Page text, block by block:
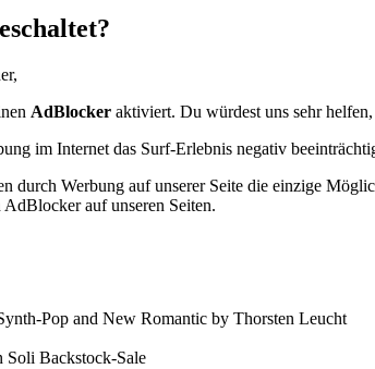
AdBlocker aktiviert. Du würdest uns sehr
im Internet das Surf-Erlebnis negativ
durch Werbung auf unserer Seite die einzige
auf unseren Seiten.
Pop and New Romantic by Thorsten Leucht
Soli Backstock-Sale